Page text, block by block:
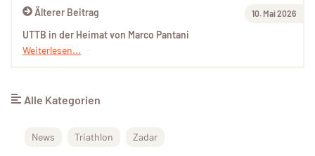
Älterer Beitrag 10. Mai 2026
UTTB in der Heimat von Marco Pantani
Weiterlesen...
Alle Kategorien
News Triathlon Zadar